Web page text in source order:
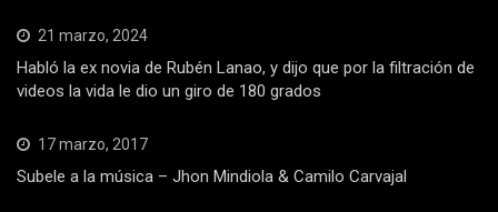
21 marzo, 2024
Habló la ex novia de Rubén Lanao, y dijo que por la filtración de
videos la vida le dio un giro de 180 grados
17 marzo, 2017
Subele a la música – Jhon Mindiola & Camilo Carvajal